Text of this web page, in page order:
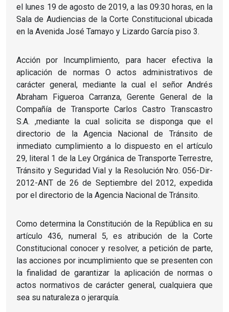
el lunes 19 de agosto de 2019, a las 09:30 horas, en la
Sala de Audiencias de la Corte Constitucional ubicada
en la Avenida José Tamayo y Lizardo García piso 3.
Acción por Incumplimiento, para hacer efectiva la
aplicación de normas O actos administrativos de
carácter general, mediante la cual el señor Andrés
Abraham Figueroa Carranza, Gerente General de la
Compañía de Transporte Carlos Castro Transcastro
S.A. ,mediante la cual solicita se disponga que el
directorio de la Agencia Nacional de Tránsito de
inmediato cumplimiento a lo dispuesto en el artículo
29, literal 1 de la Ley Orgánica de Transporte Terrestre,
Tránsito y Seguridad Vial y la Resolución Nro. 056-Dir-
2012-ANT de26 de Septiembredel 2012, expedida
por el directorio de la Agencia Nacional de Tránsito.
Como determina la Constitución de la República en su
artículo 436, numeral 5, es atribución de la Corte
Constitucional conocer y resolver, a petición de parte,
las acciones por incumplimiento que se presenten con
la finalidad de garantizar la aplicación de normas o
actos normativos de carácter general, cualquiera que
sea su naturaleza o jerarquía.